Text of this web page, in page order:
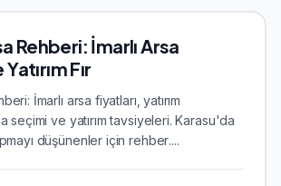
Rehberi: İmarlı Arsa
Fır
İmarlı arsa fiyatları, yatırım
seçimi ve yatırım tavsiyeleri. Karasu'da
düşünenler için rehber....